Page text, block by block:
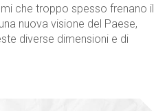
che troppo spesso frenano il
nuova visione del Paese,
diverse dimensioni e di